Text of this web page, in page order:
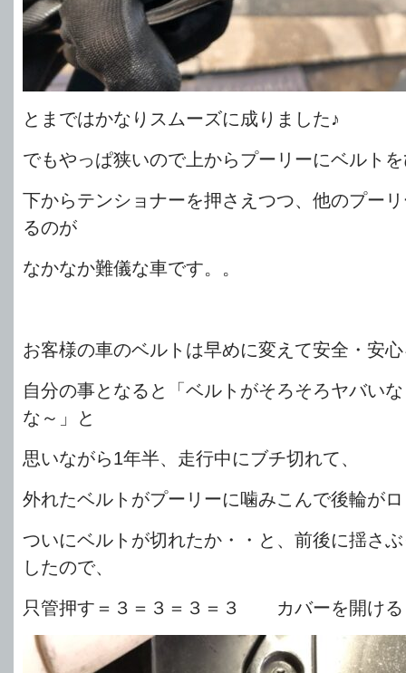
とまではかなりスムーズに成りました♪
でもやっぱ狭いので上からプーリーにベルト
下からテンショナーを押さえつつ、他のプー
るのが
なかなか難儀な車です。。
お客様の車のベルトは早めに変えて安全・安
自分の事となると「ベルトがそろそろヤバい
な～」と
思いながら1年半、走行中にブチ切れて、
外れたベルトがプーリーに噛みこんで後輪が
ついにベルトが切れたか・・と、前後に揺さ
したので、
只管押す＝３＝３＝３＝３ カバーを開ける